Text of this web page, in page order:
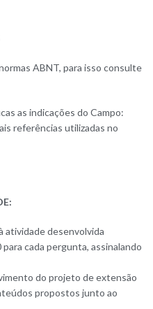
ABNT, para isso consulte
as indicações do Campo:
referências utilizadas no
atividade desenvolvida
cada pergunta, assinalando
do projeto de extensão
propostos junto ao